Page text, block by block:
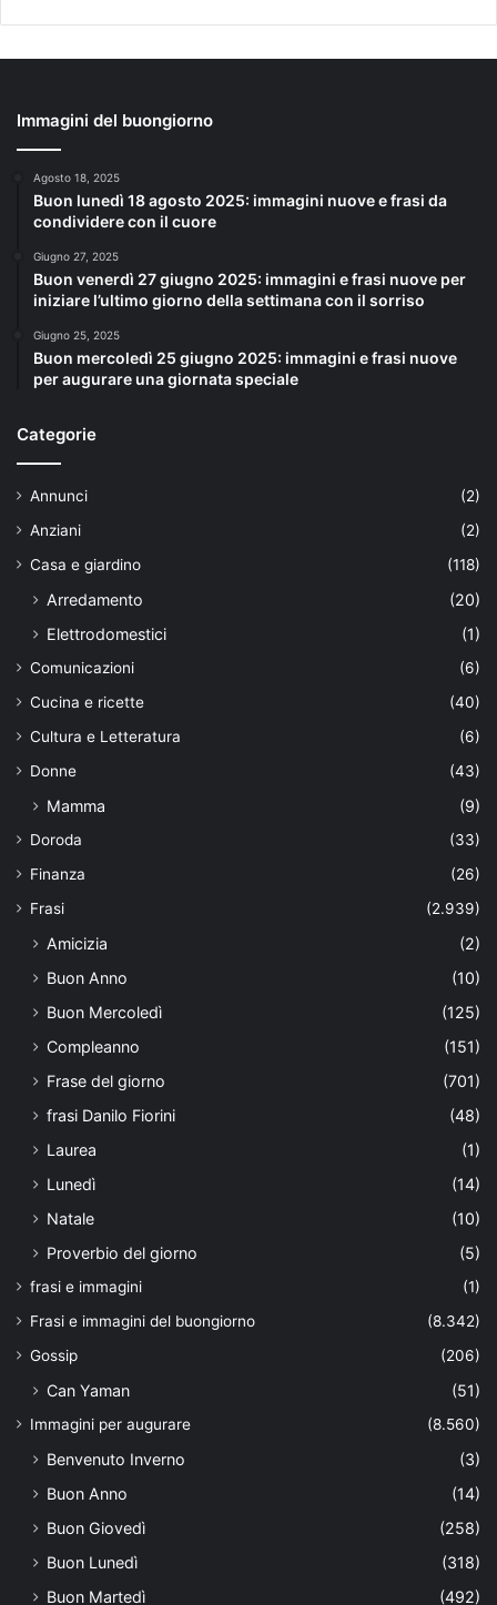
Immagini del buongiorno
Agosto 18, 2025
Buon lunedì 18 agosto 2025: immagini nuove e frasi da
condividere con il cuore
Giugno 27, 2025
Buon venerdì 27 giugno 2025: immagini e frasi nuove per
iniziare l’ultimo giorno della settimana con il sorriso
Giugno 25, 2025
Buon mercoledì 25 giugno 2025: immagini e frasi nuove
per augurare una giornata speciale
Categorie
Annunci
(2)
Anziani
(2)
Casa e giardino
(118)
Arredamento
(20)
Elettrodomestici
(1)
Comunicazioni
(6)
Cucina e ricette
(40)
Cultura e Letteratura
(6)
Donne
(43)
Mamma (9)
Doroda
(33)
Finanza
(26)
Frasi
(2.939)
Amicizia
(2)
Buon Anno
(10)
Buon Mercoledì
(125)
Compleanno
(151)
Frase del giorno
(701)
frasi Danilo Fiorini
(48)
Laurea
(1)
Lunedì
(14)
Natale
(10)
Proverbio del giorno
(5)
frasi e immagini
(1)
Frasi e immagini del buongiorno
(8.342)
Gossip
(206)
Can Yaman (51)
Immagini per augurare (8.560)
Benvenuto Inverno
(3)
Buon Anno
(14)
Buon Giovedì
(258)
Buon Lunedì
(318)
Buon Martedì
(492)